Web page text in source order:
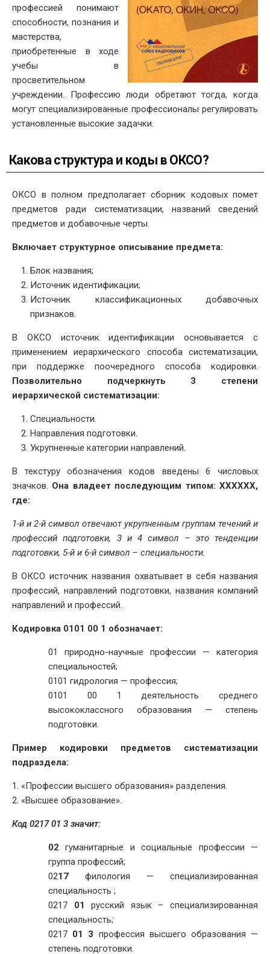
профессией понимают
способности, познания и
мастерства,
приобретенные в ходе
учебы в
просветительном
учреждении. Профессию люди обретают тогда, когда
могут специализированные профессионалы регулировать
установленные высокие задачки.
Какова структура и коды в ОКСО?
ОКСО в полном предполагает сборник кодовых помет
предметов ради систематизации, названий сведений
предметов и добавочные черты.
Включает структурное описывание предмета:
Блок названия;
Источник идентификации;
Источник классификационных добавочных
признаков.
В ОКСО источник идентификации основывается с
применением иерархического способа систематизации,
при поддержке поочередного способа кодировки.
Позволительно подчеркнуть 3 степени
иерархической систематизации:
Специальности.
Направления подготовки.
Укрупненные категории направлений.
В текстуру обозначения кодов введены 6 числовых
значков. Она владеет последующим типом: ХХХХХХ,
где:
1-й и 2-й символ отвечают укрупненным группам течений и
профессий подготовки, 3 и 4 символ – это тенденции
подготовки, 5-й и 6-й символ – специальности.
В ОКСО источник названия охватывает в себя названия
профессий, направлений подготовки, названия компаний
направлений и профессий.
Кодировка 0101 00 1 обозначает:
01 природно-научные профессии — категория
специальностей;
0101 гидрология — профессия;
0101 00 1 деятельность среднего
высококлассного образования — степень
подготовки.
Пример кодировки предметов систематизации
подраздела:
1. «Профессии высшего образования» разделения.
2. «Высшее образование».
Код 0217 01 3 значит:
02 гуманитарные и социальные профессии —
группа профессий;
0217 филология — специализированная
специальность ;
0217 01
русский язык – специализированная
специальность;
0217 01 3 профессия высшего образования —
степень подготовки.